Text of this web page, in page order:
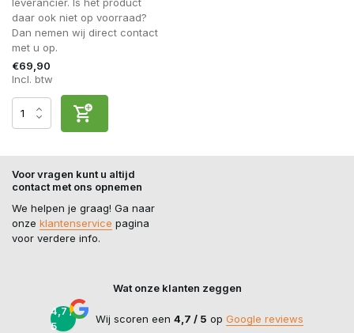
daar ook niet op voorraad?
Dan nemen wij direct contact
met u op.
€69,90
Incl. btw
Voor vragen kunt u altijd
contact met ons opnemen
We helpen je graag! Ga naar
onze klantenservice pagina
voor verdere info.
Wat onze klanten zeggen
4,7 /
5
Wij scoren een 4,7 / 5 op Google reviews